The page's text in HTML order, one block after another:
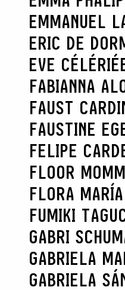
EMMANUEL
ERIC DE
EVE CÉLÉRIÉ
FABIANNA
FAUST
FAUSTINE
FELIPE
FLOOR
FLORA
FUMIKI
GABRI
GABRIELA
GABRIELA